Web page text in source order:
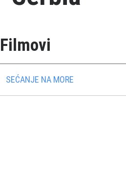
Filmovi
SEĆANJE NA MORE